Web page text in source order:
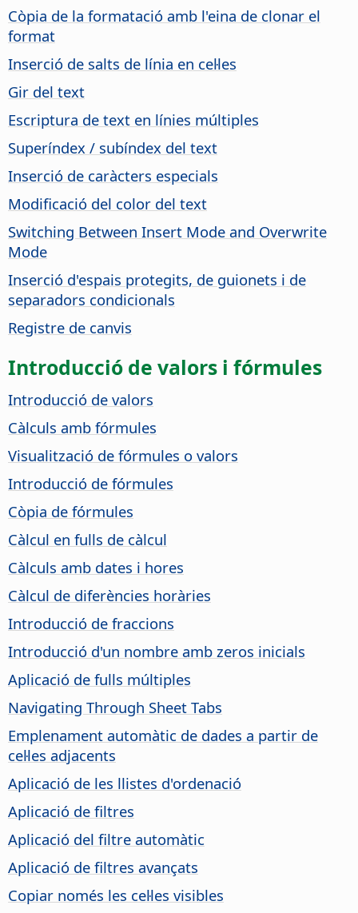
Còpia de la formatació amb l'eina de clonar el
format
Inserció de salts de línia en cel·les
Gir del text
Escriptura de text en línies múltiples
Superíndex / subíndex del text
Inserció de caràcters especials
Modificació del color del text
Switching Between Insert Mode and Overwrite
Mode
Inserció d'espais protegits, de guionets i de
separadors condicionals
Registre de canvis
Introducció de valors i fórmules
Introducció de valors
Càlculs amb fórmules
Visualització de fórmules o valors
Introducció de fórmules
Còpia de fórmules
Càlcul en fulls de càlcul
Càlculs amb dates i hores
Càlcul de diferències horàries
Introducció de fraccions
Introducció d'un nombre amb zeros inicials
Aplicació de fulls múltiples
Navigating Through Sheet Tabs
Emplenament automàtic de dades a partir de
cel·les adjacents
Aplicació de les llistes d'ordenació
Aplicació de filtres
Aplicació del filtre automàtic
Aplicació de filtres avançats
Copiar només les cel·les visibles